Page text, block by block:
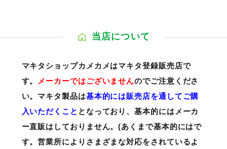
当店について
マキタショップカメカメはマキタ登録販売店で
す。
メーカーではございませんのでご注意くださ
い。マキタ製品は基本的には販売店を通してご購
入いただくこと となっており、基本的にはメーカ
ー直販はしておりません。(あくまで基本的にはで
す。営業所によりさまざまな対応をされているよ